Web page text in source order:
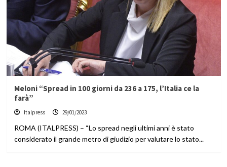
Meloni “Spread in 100 giorni da 236 a 175, l’Italia ce la
farà”
Italpress 29/01/2023
ROMA (ITALPRESS) – “Lo spread negli ultimi anni è stato
considerato il grande metro di giudizio per valutare lo stato...